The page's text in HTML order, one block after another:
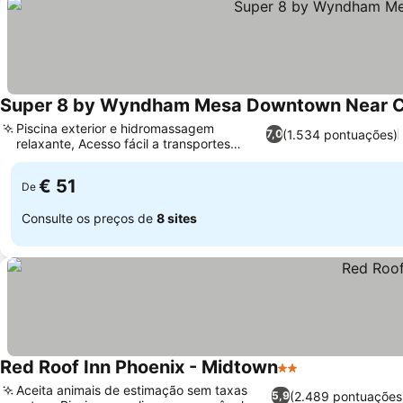
Super 8 by Wyndham Mesa Downtown Near
7,0(1.534 pontuações)
Piscina exterior e hidromassagem
relaxante, Acesso fácil a transportes
públicos
De € 51
Consulte os preços de 8 sites
Red Roof Inn Phoenix - Midtown2 Estrelas
5,9(2.489
Aceita animais de estimação sem taxas